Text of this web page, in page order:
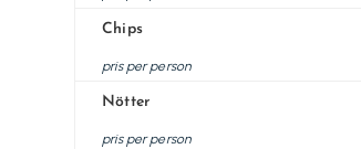
Chips
pris per person
Nötter
pris per person